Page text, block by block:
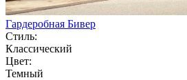
Гардеробная Бивер
Стиль:
Классический
Цвет:
Темный